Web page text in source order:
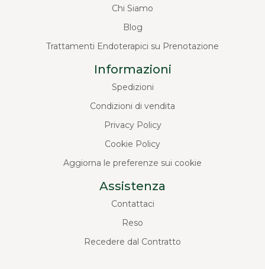
Chi Siamo
Blog
Trattamenti Endoterapici su Prenotazione
Informazioni
Spedizioni
Condizioni di vendita
Privacy Policy
Cookie Policy
Aggiorna le preferenze sui cookie
Assistenza
Contattaci
Reso
Recedere dal Contratto